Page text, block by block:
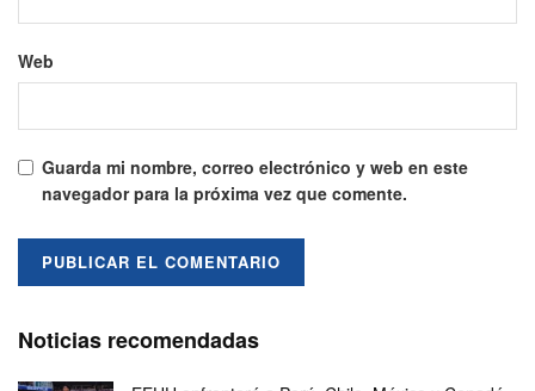
Web
Guarda mi nombre, correo electrónico y web en este
navegador para la próxima vez que comente.
Noticias recomendadas